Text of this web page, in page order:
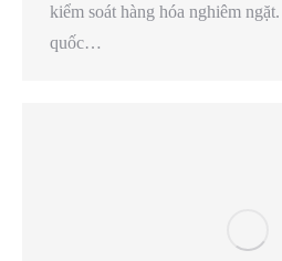
kiểm soát hàng hóa nghiêm
quốc…